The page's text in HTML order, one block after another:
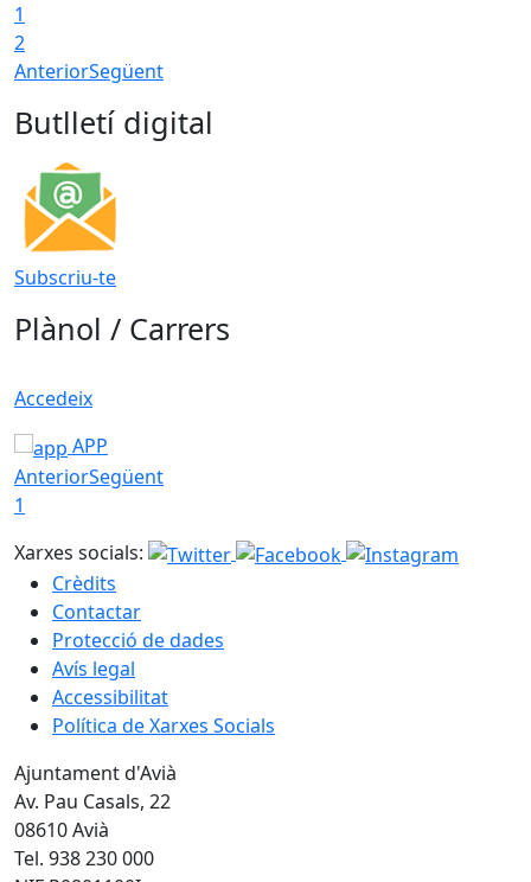
1
2
AnteriorSegüent
Butlletí digital
Subscriu-te
Plànol / Carrers
Accedeix
APP
AnteriorSegüent
1
Xarxes socials:
Crèdits
Contactar
Protecció de dades
Avís legal
Accessibilitat
Política de Xarxes Socials
Ajuntament d'Avià
Av. Pau Casals, 22
08610 Avià
Tel. 938 230 000